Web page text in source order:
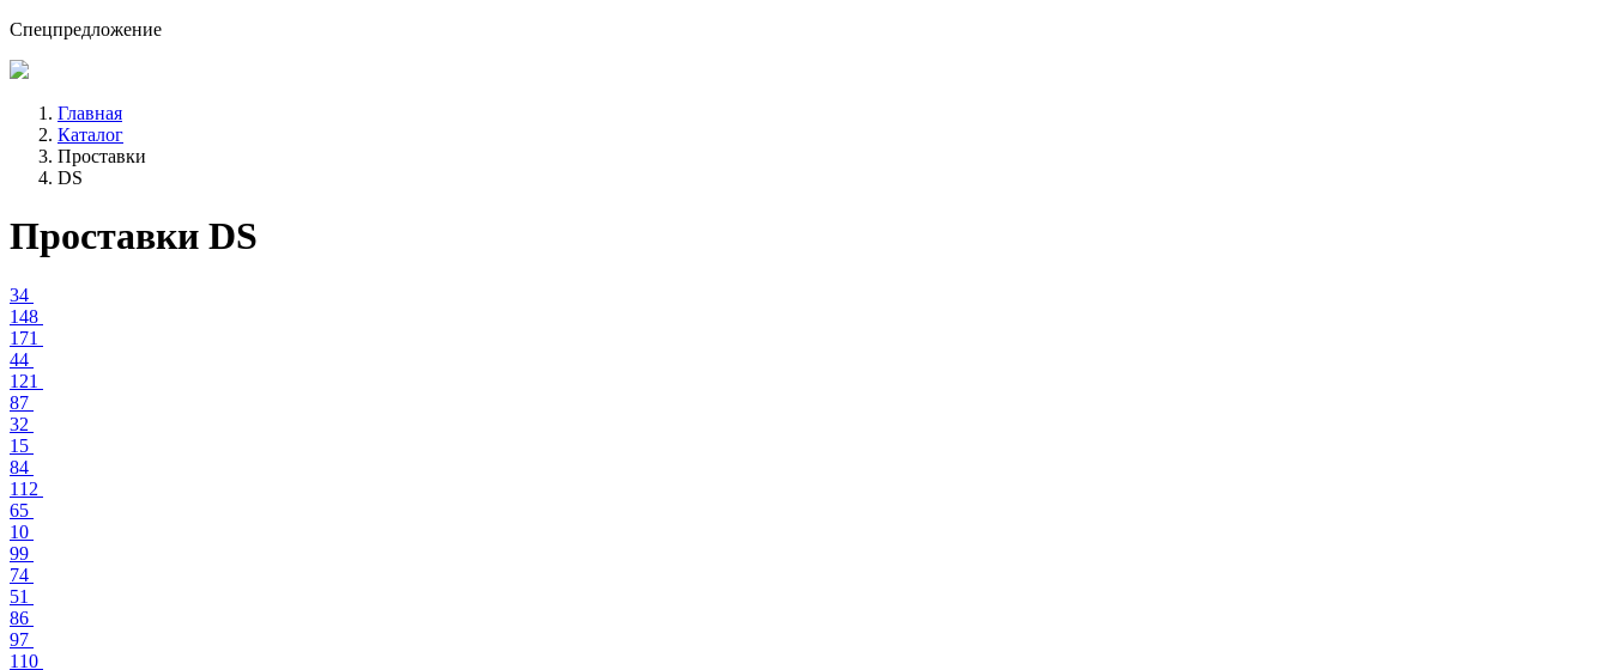
Спецпредложение
Главная
Каталог
Проставки
DS
Проставки DS
34
148
171
44
121
87
32
15
84
112
65
10
99
74
51
86
97
110